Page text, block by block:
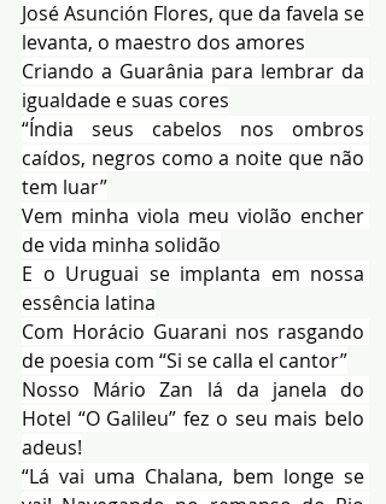
José Asunción Flores, que da favela se
levanta, o maestro dos amores
Criando a Guarânia para lembrar da
igualdade e suas cores
“Índia seus cabelos nos ombros
caídos, negros como a noite que não
tem luar”
Vem minha viola meu violão encher
de vida minha solidão
E o Uruguai se implanta em nossa
essência latina
Com Horácio Guarani nos rasgando
de poesia com “Si se calla el cantor”
Nosso Mário Zan lá da janela do
Hotel “O Galileu” fez o seu mais belo
adeus!
“Lá vai uma Chalana, bem longe se